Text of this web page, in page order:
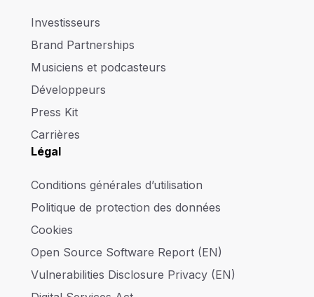
Investisseurs
Brand Partnerships
Musiciens et podcasteurs
Développeurs
Press Kit
Carrières
Légal
Conditions générales d’utilisation
Politique de protection des données
Cookies
Open Source Software Report (EN)
Vulnerabilities Disclosure Privacy (EN)